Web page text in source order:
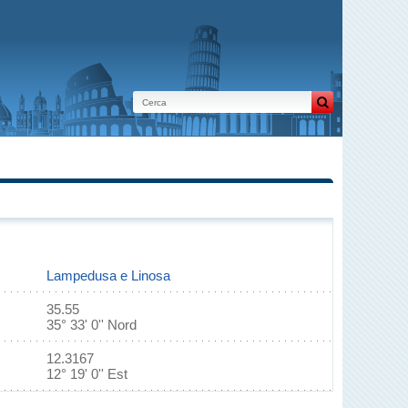
Lampedusa e Linosa
35.55
35° 33' 0'' Nord
12.3167
12° 19' 0'' Est